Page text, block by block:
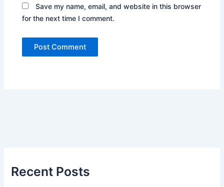
Save my name, email, and website in this browser
for the next time I comment.
Recent Posts